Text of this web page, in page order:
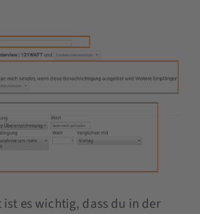
ist es wichtig, dass du in der